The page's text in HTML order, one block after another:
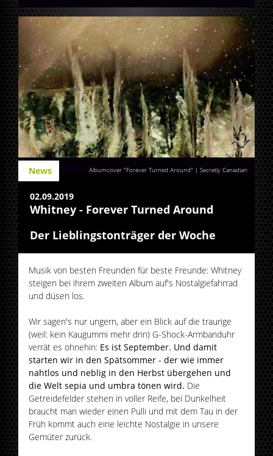
Albumcover "Forever Turned Around" | Secretly Canadian
News
02.09.2019
Whitney - Forever Turned Around
Der Lieblingstonträger der Woche
Musik von besten Freunden für beste Freunde: Whitney
steigen bei ihrem zweiten Album auf's Nostalgiefahrrad
und düsen los.
Wir sagen's nur ungern, aber ein Blick auf die traurige
(weil: kein Kaugummi mehr drin) G-Shock-Armbanduhr
verrät es ohnehin: Es ist September. Und damit
starten wir in den Spätsommer - der wie immer
nahtlos und neblig in den Herbst übergehen und
die Welt sepia und umbra tönen wird. Die
Getreidefelder stehen in voller Reife, bei Dunkelheit
braucht man wieder einen Pulli und mit dem Tau in der
Früh kommt auch eine leichte Nostalgie in unsere
Gemüter zurück.